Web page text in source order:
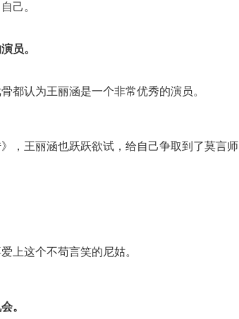
己。
员。
都认为王丽涵是一个非常优秀的演员。
，王丽涵也跃跃欲试，给自己争取到了莫言师
上这个不苟言笑的尼姑。
。